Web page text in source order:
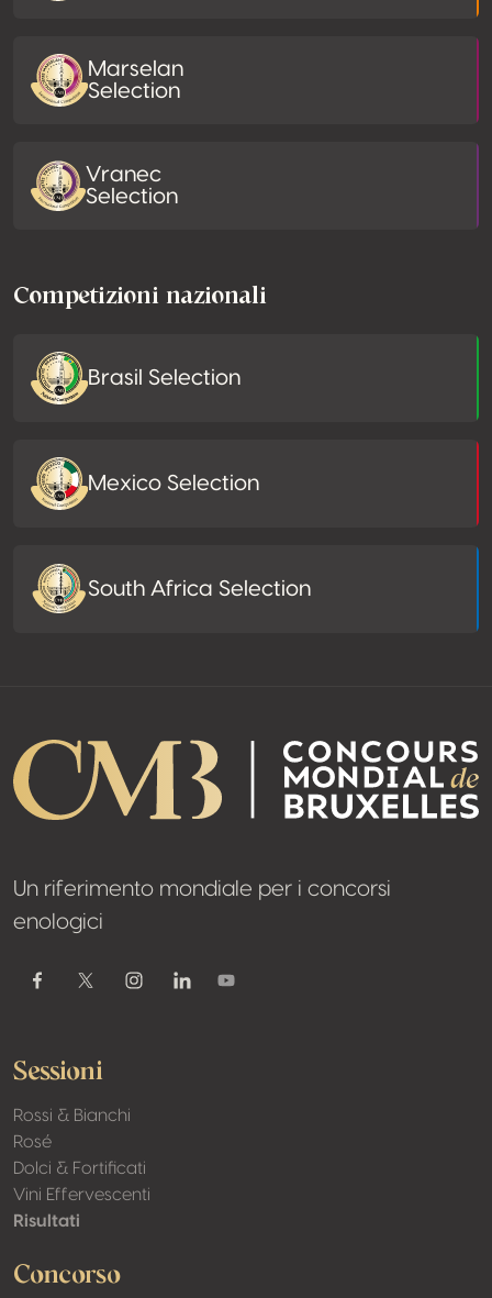
Marselan
Selection
Vranec
Selection
Competizioni nazionali
Brasil Selection
Mexico Selection
South Africa Selection
Un riferimento mondiale per i concorsi
enologici
FacebookTwitter / XInstagramLinkedinYoutube
Sessioni
Rossi & Bianchi
Rosé
Dolci & Fortificati
Vini Effervescenti
Risultati
Concorso